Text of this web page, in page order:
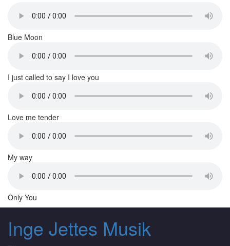
Blue Moon
I just called to say I love you
Love me tender
My way
Only You
Inge Jettes Musik